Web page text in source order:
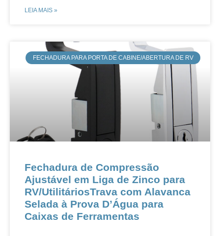
LEIA MAIS »
​​FECHADURA PARA PORTA DE CABINE/ABERTURA DE RV
Fechadura de Compressão
Ajustável em Liga de Zinco para
RV/UtilitáriosTrava com Alavanca
Selada à Prova D’Água para
Caixas de Ferramentas